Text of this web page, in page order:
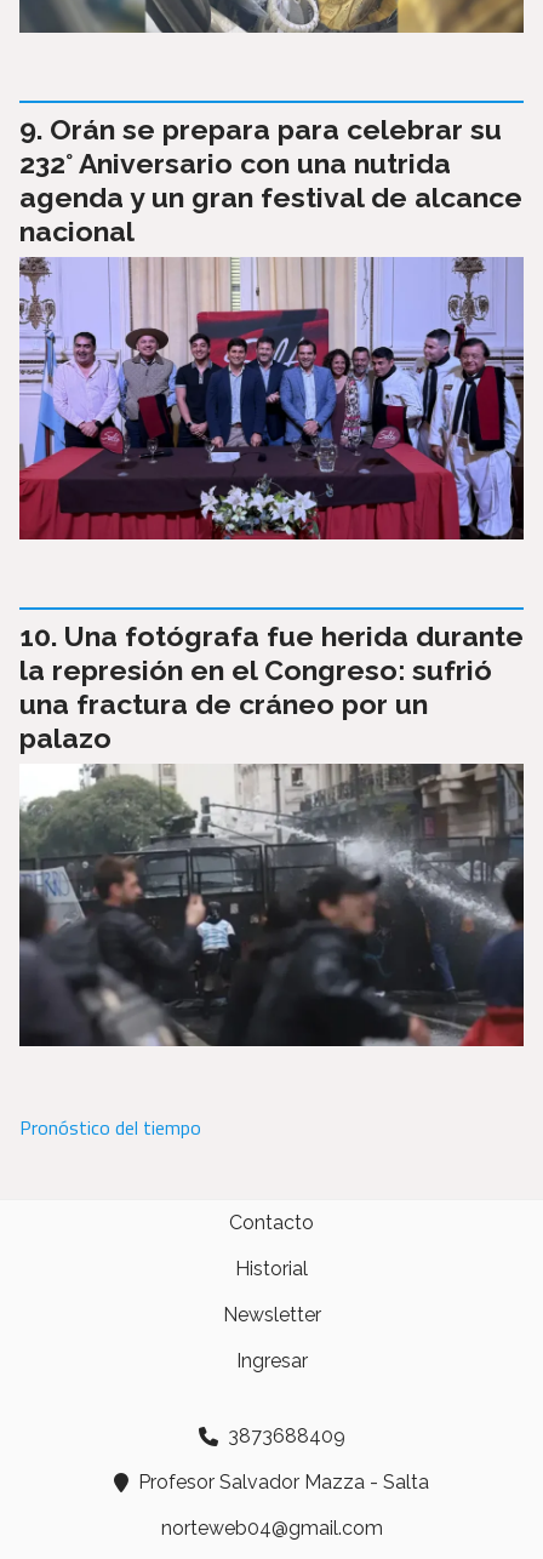
Orán se prepara para celebrar su
232° Aniversario con una nutrida
agenda y un gran festival de alcance
nacional
Una fotógrafa fue herida durante
la represión en el Congreso: sufrió
una fractura de cráneo por un
palazo
Pronóstico del tiempo
Contacto
Historial
Newsletter
Ingresar
3873688409
Profesor Salvador Mazza - Salta
norteweb04@gmail.com